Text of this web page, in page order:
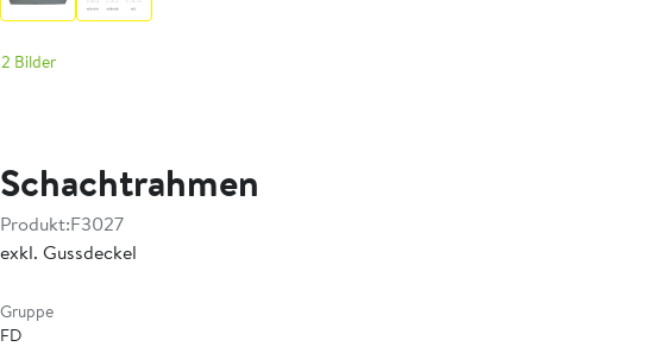
2 Bilder
Schachtrahmen
Produkt:F3027
exkl. Gussdeckel
Gruppe
FD